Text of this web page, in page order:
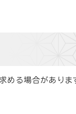
る場合がありま